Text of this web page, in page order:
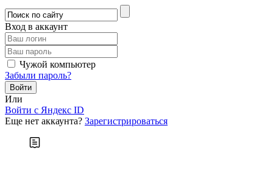
Вход в аккаунт
Чужой компьютер
Забыли пароль?
Или
Войти c Яндекс ID
Еще нет аккаунта? Зарегистрироваться